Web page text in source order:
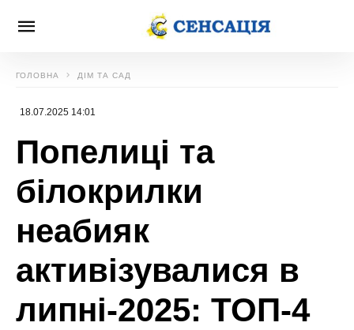
ГОЛОВНА ДІМ ТА САД
18.07.2025 14:01
Попелиці та
білокрилки
неабияк
активізувалися в
липні-2025: ТОП-4